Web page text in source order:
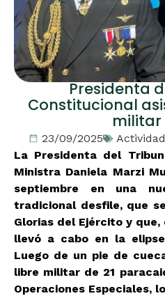
Presidenta
Constitucional
militar
23/09/2025
La Presidenta del
Ministra Daniela Marzi
septiembre en una
tradicional desfile, que
Glorias del Ejército y
llevó a cabo en la elipse
Luego de un pie de
libre militar de 21
Operaciones Especiales,